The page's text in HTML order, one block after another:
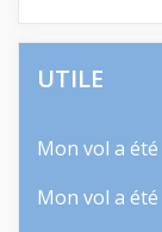
UTILE
Mon vol a
Mon vol a